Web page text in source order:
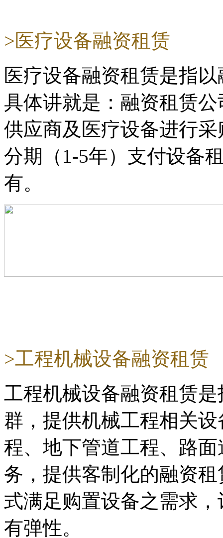
>医疗设备融资租赁
医疗设备融资租赁是指
具体讲就是：融资租赁
供应商及医疗设备进行
分期（1-5年）支付设备
有。
>工程机械设备融资租赁
工程机械设备融资租赁
群，提供机械工程相关
程、地下管道工程、路
务，提供客制化的融资
式满足购置设备之需求
有弹性。